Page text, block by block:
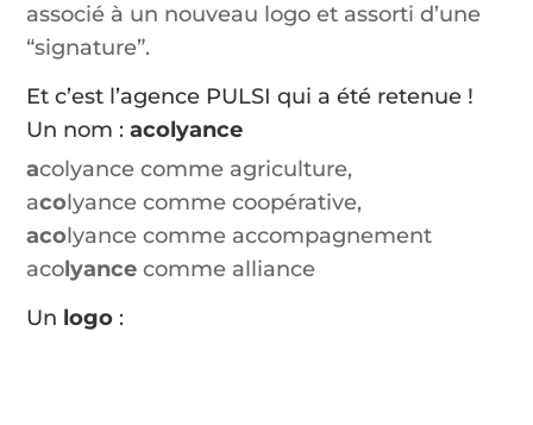
associé à un nouveau logo et assorti d’une
“signature”.
Et c’est l’agence PULSI qui a été retenue !
Un nom :acolyance
acolyance comme agriculture,
acolyance comme coopérative,
acolyance comme accompagnement
acolyancecomme alliance
Un logo :